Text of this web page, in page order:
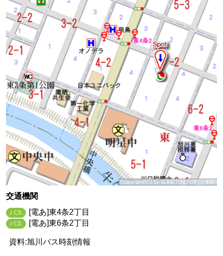
交通機関
バス [電あ]東4条2丁目
バス [電あ]東6条2丁目
資料:旭川バス時刻情報